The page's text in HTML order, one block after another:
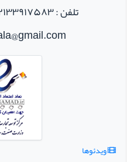
تلفن : ۰۲۱۳۳۹۱۷۵۸۳ - ۰۲۱۳۳۹۱۴۴۳۴
ویدئوها